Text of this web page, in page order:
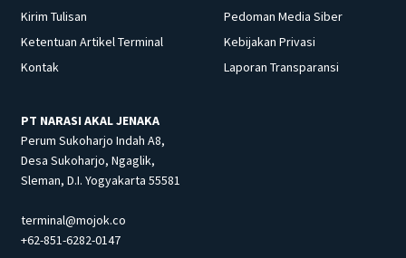
Kirim Tulisan
Ketentuan Artikel Terminal
Kontak
Pedoman Media Siber
Kebijakan Privasi
Laporan Transparansi
PT NARASI AKAL JENAKA
Perum Sukoharjo Indah A8,
Desa Sukoharjo, Ngaglik,
Sleman, D.I. Yogyakarta 55581
terminal@mojok.co
+62-851-6282-0147